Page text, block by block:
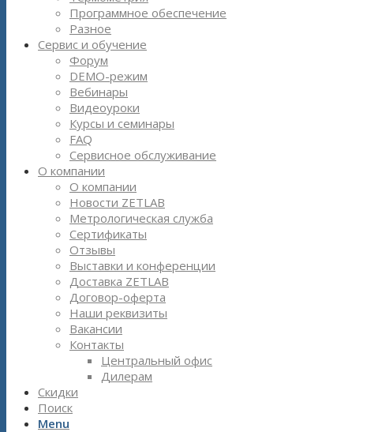
Программное обеспечение
Разное
Сервис и обучение
Форум
DEMO-режим
Вебинары
Видеоуроки
Курсы и семинары
FAQ
Сервисное обслуживание
О компании
О компании
Новости ZETLAB
Метрологическая служба
Сертификаты
Отзывы
Выставки и конференции
Доставка ZETLAB
Договор-оферта
Наши реквизиты
Вакансии
Контакты
Центральный офис
Дилерам
Скидки
Поиск
Menu